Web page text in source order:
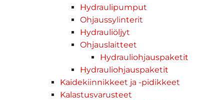
Hydraulipumput
Ohjaussylinterit
Hydrauliöljyt
Ohjauslaitteet
Hydrauliohjauspaketit
Hydrauliohjauspaketit
Kaidekiinnikkeet ja -pidikkeet
Kalastusvarusteet